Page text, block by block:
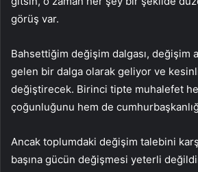
görüş var.
Bahsettiğim değişim dalgası, değişim
gelen bir dalga olarak geliyor ve
değiştirecek. Birinci tipte muhalefet
çoğunluğunu hem de
Ancak toplumdaki değişim talebini
başına gücün değişmesi yeterli